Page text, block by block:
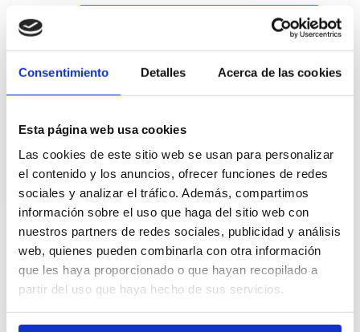
Consentimiento Detalles Acerca de las cookies
Esta página web usa cookies
Las cookies de este sitio web se usan para personalizar
el contenido y los anuncios, ofrecer funciones de redes
sociales y analizar el tráfico. Además, compartimos
información sobre el uso que haga del sitio web con
nuestros partners de redes sociales, publicidad y análisis
web, quienes pueden combinarla con otra información
que les haya proporcionado o que hayan recopilado a
partir del uso que haya hecho de sus servicios.
Registrar-me
Descripció
El perfil de sabor de caldo de pescado ligero:
blanco con un carácter de verduras y